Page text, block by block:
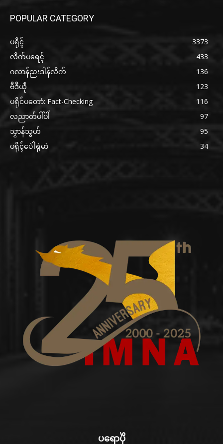
POPULAR CATEGORY
ပရိုၚ်
3373
လိက်ပရေၚ်
433
ဂလာန်ညးဒါန်လိက်
136
ဗဳဒဳယဵု
123
ပရိုင်ပတောံ: Fact-Checking
116
လညာတ်ပါ်ပါဲ
97
သၟာန်သွဟ်
95
ပရိုၚ်ပေဲါရုဲမာဲ
34
ပရောပိုဲ